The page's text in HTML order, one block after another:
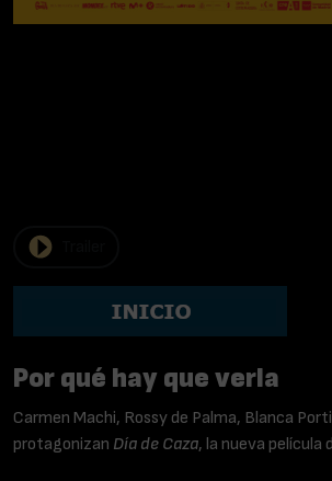
Por qué hay que verla
Carmen Machi, Rossy de Palma, Blanca
protagonizan Día de Caza, la nueva película